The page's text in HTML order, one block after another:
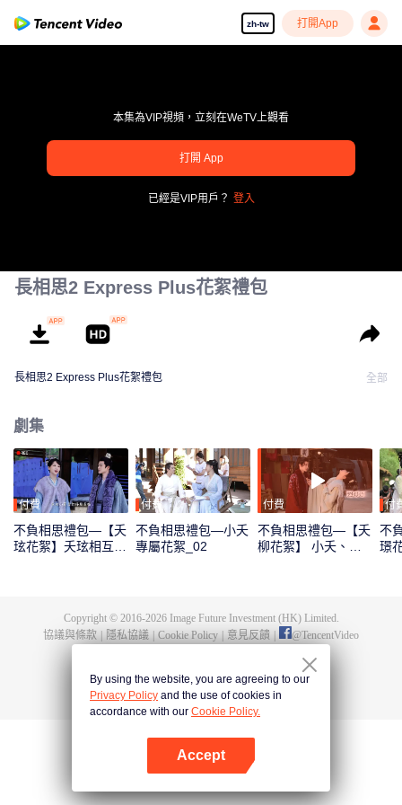
zh-tw 打開App
本集為VIP視頻，立刻在WeTV上觀看
打開 App
已經是VIP用戶？ 登入
長相思2 Express Plus花絮禮包
長相思2 Express Plus花絮禮包 全部
劇集
付費
不負相思禮包—【夭
玹花絮】夭玹相互扶
付費
不負相思禮包—小夭
專屬花絮_02
付費
不負相思禮包—【夭
柳花絮】 小夭、防
付
不
璟
Copyright © 2016-2026Image Future Investment (HK) Limited.
協議與條款
隱私協議 Cookie Policy 意見反饋 @TencentVideo
By using the website, you are agreeing to our
Privacy Policy and the use of cookies in
accordance with our Cookie Policy.
Accept